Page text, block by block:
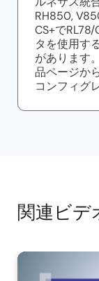
RH850,
CS+で
タを使用す
があります
品ページか
コンフィグ
関連ビデ